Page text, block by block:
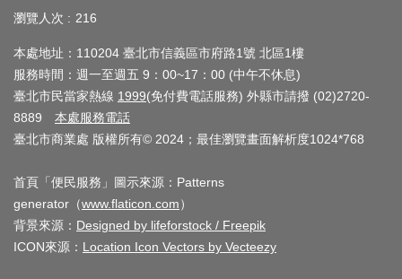
專
網
站
導
覽
回
首
頁
瀏覽人次
216
本處地址：110204 臺北市信義區市府路1號 北區1樓
服務時間：週一至週五 9：00~17：00 (中午不休息)
臺北市民當家熱線 1999(免付費電話服務) 外縣市請撥 (02)2720-
8889 本處服務電話
臺北市商業處 版權所有© 2024；最佳瀏覽畫面解析度1024*768
首頁「便民服務」圖示來源：Patterns
generator（www.flaticon.com）
背景來源： Designed by lifeforstock / Freepik
ICON來源： Location Icon Vectors by Vecteezy